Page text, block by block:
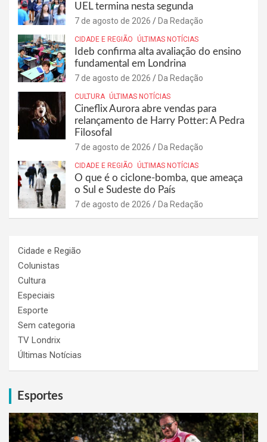
UEL termina nesta segunda
7 de agosto de 2026 Da Redação
CIDADE E REGIÃO ÚLTIMAS NOTÍCIAS
Ideb confirma alta avaliação do ensino
fundamental em Londrina
7 de agosto de 2026 Da Redação
CULTURA ÚLTIMAS NOTÍCIAS
Cineflix Aurora abre vendas para
relançamento de Harry Potter: A Pedra
Filosofal
7 de agosto de 2026 Da Redação
CIDADE E REGIÃO ÚLTIMAS NOTÍCIAS
O que é o ciclone-bomba, que ameaça
o Sul e Sudeste do País
7 de agosto de 2026 Da Redação
Cidade e Região
Colunistas
Cultura
Especiais
Esporte
Sem categoria
TV Londrix
Últimas Notícias
Esportes